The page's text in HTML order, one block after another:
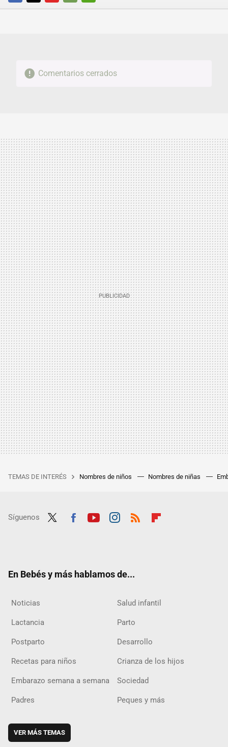
FACEBOOKTWITTERFLIPBOARD
E-
WHATSAPP
Comentarios cerrados
TEMAS DE INTERÉS Nombres de niños Nombres de niñas
Síguenos
En Bebés y más hablamos de...
Noticias Salud infantil
Lactancia Parto
Postparto Desarrollo
Recetas para niños Crianza de los hijos
Embarazo semana a semana Sociedad
Padres Peques y más
VER MÁS TEMAS